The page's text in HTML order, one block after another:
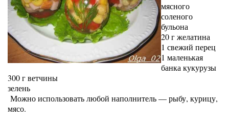
мясного
соленого
бульона
20 г желатина
1 свежий перец
1 маленькая
банка кукурузы
300 г ветчины
зелень
Можно использовать любой наполнитель — рыбу, курицу,
мясо.